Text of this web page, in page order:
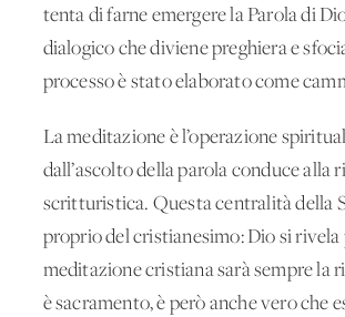
tenta di farne emergere la Parola di
dialogico che diviene preghiera e
processo è stato elaborato come
La meditazione è l’operazione
dall’ascolto della parola conduce alla
scritturistica. Questa centralità della
proprio del cristianesimo: Dio si rivela
meditazione cristiana sarà sempre la
è sacramento, è però anche vero che